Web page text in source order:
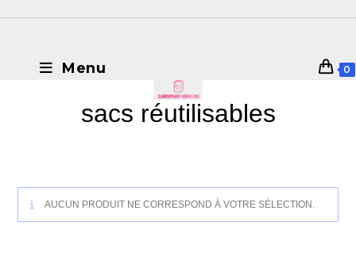
Menu 0
sacs réutilisables
AUCUN PRODUIT NE CORRESPOND À VOTRE SÉLECTION.